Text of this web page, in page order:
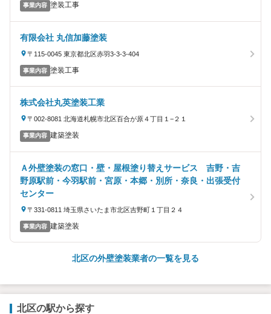
事業内容 塗装工事
有限会社 丸信加藤塗装
〒115-0045 東京都北区赤羽3-3-3-404
事業内容 塗装工事
株式会社丸英塗装工業
〒002-8081 北海道札幌市北区百合が原４丁目１−２１
事業内容 建築塗装
Ａ外壁塗装の窓口・壁・屋根塗り替えサービス 吉野・吉
野原駅前・今羽駅前・宮原・本郷・別所・奈良・出張受付
センター
〒331-0811 埼玉県さいたま市北区吉野町１丁目２４
事業内容 建築塗装
北区の外壁塗装業者の一覧を見る
北区の駅から探す